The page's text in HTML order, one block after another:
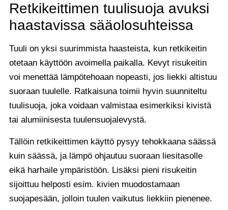
Retkikeittimen tuulisuoja avuksi
haastavissa sääolosuhteissa
Tuuli on yksi suurimmista haasteista, kun retkikeitin
otetaan käyttöön avoimella paikalla. Kevyt risukeitin
voi menettää lämpötehoaan nopeasti, jos liekki altistuu
suoraan tuulelle. Ratkaisuna toimii hyvin suunniteltu
tuulisuoja, joka voidaan valmistaa esimerkiksi kivistä
tai alumiinisesta tuulensuojalevystä.
Tällöin retkikeittimen käyttö pysyy tehokkaana säässä
kuin säässä, ja lämpö ohjautuu suoraan liesitasolle
eikä harhaile ympäristöön. Lisäksi pieni risukeitin
sijoittuu helposti esim. kivien muodostamaan
suojapesään, jolloin tuulen vaikutus liekkiin pienenee.